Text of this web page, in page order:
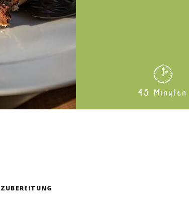
45 Minuten
ZUBEREITUNG